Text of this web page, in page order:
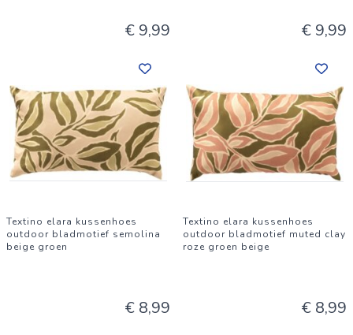
€ 9,99 € 9,99
Textino elara kussenhoes
outdoor bladmotief semolina
beige groen
€ 8,99
Textino elara kussenhoes
outdoor bladmotief muted clay
roze groen beige
€ 8,99